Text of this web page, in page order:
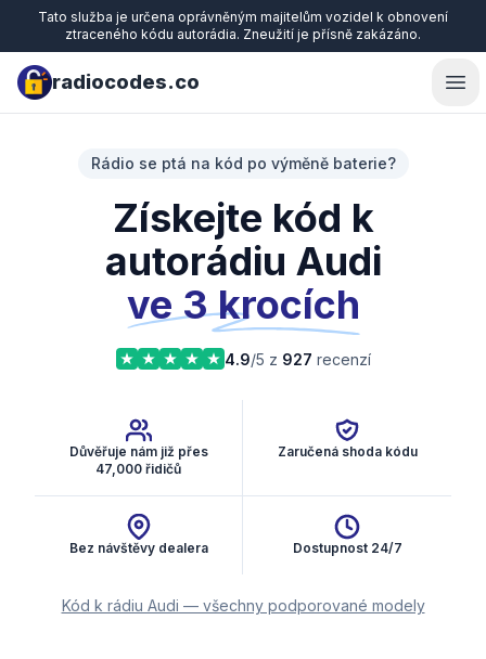
Tato služba je určena oprávněným majitelům vozidel k obnovení
ztraceného kódu autorádia. Zneužití je přísně zakázáno.
radiocodes.co
Rádio se ptá na kód po výměně baterie?
Získejte kód k
autorádiu Audi
ve 3 krocích
4.9/5 z 927 recenzí
Důvěřuje nám již přes
47,000 řidičů
Zaručená shoda kódu
Bez návštěvy dealera Dostupnost 24/7
Kód k rádiu Audi — všechny podporované modely